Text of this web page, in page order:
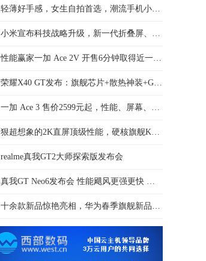
轻薄好手感，女生自拍首选，潮流手机小米Civi 2 2399元起
小米宣布科技战略升级，新一代折叠屏、仿生机器人、端侧大模型等重磅亮相
性能赢家一加 Ace 2V 开售6分钟取得近一年2K-3K价位机型首销日销量亚军
荣耀X40 GT发布：旗舰芯片+散热神装+GT调优打造战神性能
一加 Ace 3 售价2599元起，性能、屏幕、续航、质感全面领先同档
狠超想象的2K直屏顶级性能，硬核旗舰K50系列售价2399元起
realme真我GT2大师探索版发布会
真我GT Neo6发布会 性能飓风更强更快 挑战最强第三代骁龙8s旗舰
十余款新品惊艳亮相，华为春季旗舰新品发布会看点满满